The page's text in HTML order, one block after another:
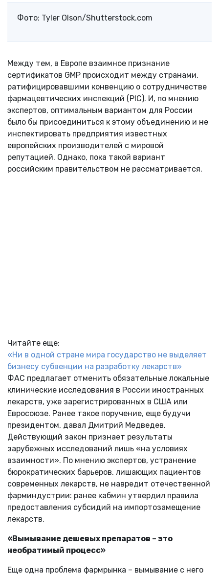
Фото: Tyler Olson/Shutterstock.com
Между тем, в Европе взаимное признание
сертификатов GMP происходит между странами,
ратифицировавшими конвенцию о сотрудничестве
фармацевтических инспекций (PIC). И, по мнению
экспертов, оптимальным вариантом для России
было бы присоединиться к этому объединению и не
инспектировать предприятия известных
европейских производителей с мировой
репутацией. Однако, пока такой вариант
российским правительством не рассматривается.
Читайте еще:
«Ни в одной стране мира государство не выделяет
бизнесу субвенции на разработку лекарств»
ФАС предлагает отменить обязательные локальные
клинические исследования в России иностранных
лекарств, уже зарегистрированных в США или
Евросоюзе. Ранее такое поручение, еще будучи
президентом, давал Дмитрий Медведев.
Действующий закон признает результаты
зарубежных исследований лишь «на условиях
взаимности». По мнению экспертов, устранение
бюрократических барьеров, лишающих пациентов
современных лекарств, не навредит отечественной
фарминдустрии: ранее кабмин утвердил правила
предоставления субсидий на импортозамещение
лекарств.
«Вымывание дешевых препаратов – это
необратимый процесс»
Еще одна проблема фармрынка – вымывание с него